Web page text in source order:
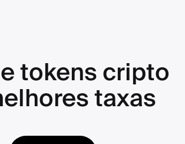
tokens cripto
taxas